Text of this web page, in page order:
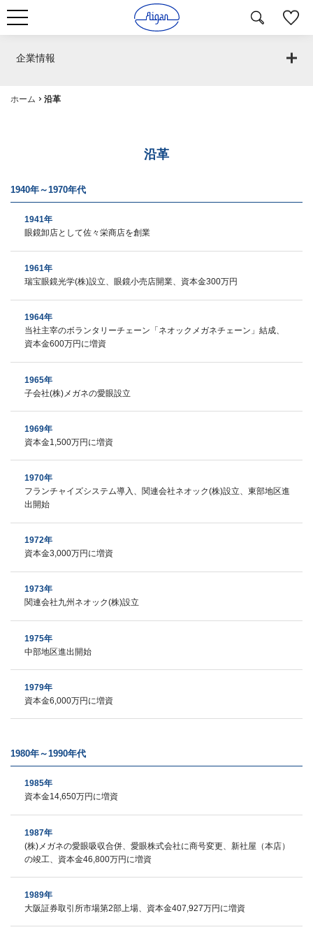
企業情報
ホーム 沿革
沿革
1940年～1970年代
1941年
眼鏡卸店として佐々栄商店を創業
1961年
瑞宝眼鏡光学(株)設立、眼鏡小売店開業、資本金300万円
1964年
当社主宰のボランタリーチェーン「ネオックメガネチェーン」結成、
資本金600万円に増資
1965年
子会社(株)メガネの愛眼設立
1969年
資本金1,500万円に増資
1970年
フランチャイズシステム導入、関連会社ネオック(株)設立、東部地区進
出開始
1972年
資本金3,000万円に増資
1973年
関連会社九州ネオック(株)設立
1975年
中部地区進出開始
1979年
資本金6,000万円に増資
1980年～1990年代
1985年
資本金14,650万円に増資
1987年
(株)メガネの愛眼吸収合併、愛眼株式会社に商号変更、新社屋（本店）
の竣工、資本金46,800万円に増資
1989年
大阪証券取引所市場第2部上場、資本金407,927万円に増資